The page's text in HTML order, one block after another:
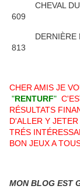
CHEVAL DU
609
DERNIÈRE
813
CHER AMIS JE
"RENTURF"
RÉSULTATS
D'ALLER Y
TRÉS
BON JEUX A
MON BLOG EST